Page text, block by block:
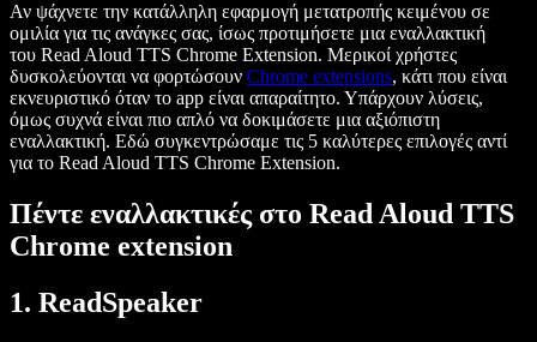
Αν ψάχνετε την κατάλληλη εφαρμογή μετατροπής κειμένου σε
ομιλία για τις ανάγκες σας, ίσως προτιμήσετε μια εναλλακτική
του Read Aloud TTS Chrome Extension. Μερικοί χρήστες
δυσκολεύονται να φορτώσουν Chrome extensions, κάτι που είναι
εκνευριστικό όταν το app είναι απαραίτητο. Υπάρχουν λύσεις,
όμως συχνά είναι πιο απλό να δοκιμάσετε μια αξιόπιστη
εναλλακτική. Εδώ συγκεντρώσαμε τις 5 καλύτερες επιλογές αντί
για το Read Aloud TTS Chrome Extension.
Πέντε εναλλακτικές στο Read Aloud TTS
Chrome extension
1. ReadSpeaker